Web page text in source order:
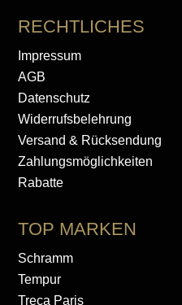
RECHTLICHES
Impressum
AGB
Datenschutz
Widerrufsbelehrung
Versand & Rücksendung
Zahlungsmöglichkeiten
Rabatte
TOP MARKEN
Schramm
Tempur
Treca Paris